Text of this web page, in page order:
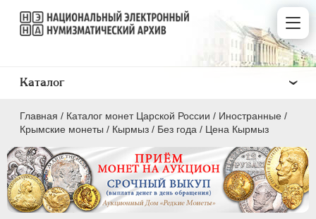
Главная / Каталог монет Царской России / Иностранные /
Крымские монеты / Кырмыз / Без года / Цена Кырмыз
Каталог
ПEТР I 1699 - 1725